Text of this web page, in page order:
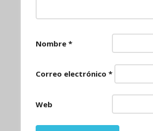
Nombre *
Correo electrónico *
Web